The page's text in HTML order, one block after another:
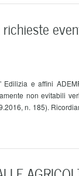
richieste
e affini
non evitabili
n. 185).